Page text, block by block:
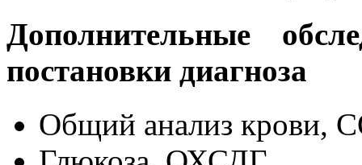
Дополнительные
постановки диагноза
Общий анализ крови,